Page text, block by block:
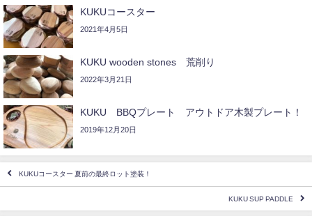
KUKUコースター
2021年4月5日
KUKU wooden stones 荒削り
2022年3月21日
KUKU BBQプレート アウトドア木製プレート！
2019年12月20日
KUKUコースター 夏前の最終ロット塗装！
KUKU SUP PADDLE